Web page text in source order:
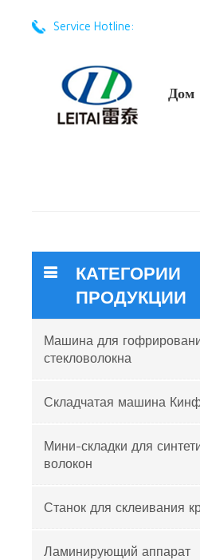
Service Hotline:
Дом
КАТЕГОРИИ
ПРОДУКЦИИ
Машина для
стекловолокна
Складчатая машина
Мини-складки для
волокон
Станок для склеивания
Ламинирующий аппарат